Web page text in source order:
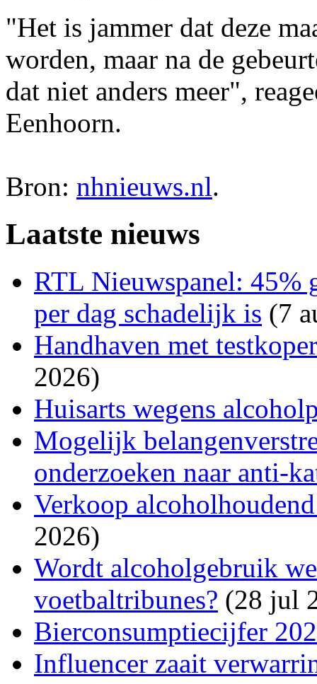
"Het is jammer dat deze
worden, maar na de
dat niet anders meer",
Eenhoorn.
Bron: nhnieuws.nl.
Laatste nieuws
RTL Nieuwspanel: 45%
per dag schadelijk is (7
Handhaven met
2026)
Huisarts wegens
Mogelijk
onderzoeken naar anti-
Verkoop
2026)
Wordt alcoholgebruik
voetbaltribunes? (28 jul
Bierconsumptiecijfer
Influencer zaait